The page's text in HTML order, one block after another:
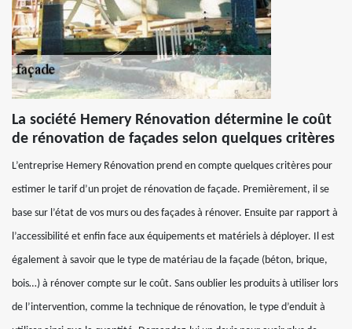
La société Hemery Rénovation détermine le coût
de rénovation de façades selon quelques critères
L’entreprise Hemery Rénovation prend en compte quelques critères pour
estimer le tarif d’un projet de rénovation de façade. Premièrement, il se
base sur l’état de vos murs ou des façades à rénover. Ensuite par rapport à
l’accessibilité et enfin face aux équipements et matériels à déployer. Il est
également à savoir que le type de matériau de la façade (béton, brique,
bois…) à rénover compte sur le coût. Sans oublier les produits à utiliser lors
de l’intervention, comme la technique de rénovation, le type d’enduit à